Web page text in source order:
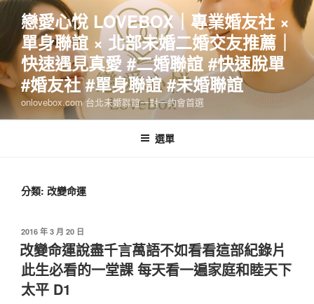
跳
主
要
內
容
戀愛心悅 LOVEBOX｜專業婚友社 ×
單身聯誼 × 北部未婚二婚交友推薦｜
快速遇見真愛 #二婚聯誼 #快速脫單
#婚友社 #單身聯誼 #未婚聯誼
onlovebox.com 台北未婚聯誼一對一約會首選
選單
分類: 改變命運
發
佈
於
2016 年 3 月 20 日
改變命運說盡千言萬語不如看看這部紀錄片
此生必看的一堂課 每天看一遍家庭和睦天下
太平 D1